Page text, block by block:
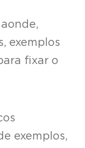
exemplos
fixar o
exemplos,